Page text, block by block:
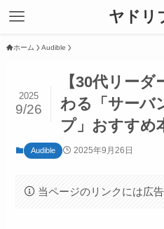
ヤドリ
ホーム Audible
【30代リー
わる「サーバ
プ」おすすめ
2025
9/26
Audible 2025年9月26日
当ページのリンクには広